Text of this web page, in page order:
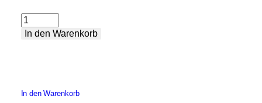
Anschlag-
und
In den Warenkorb
In den Warenkorb